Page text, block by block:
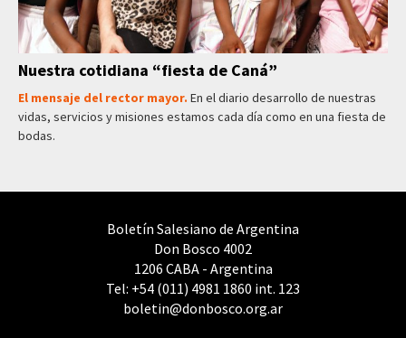
Nuestra cotidiana “fiesta de Caná”
El mensaje del rector mayor. En el diario desarrollo de nuestras
vidas, servicios y misiones estamos cada día como en una fiesta de
bodas.
Boletín Salesiano de Argentina
Don Bosco 4002
1206 CABA - Argentina
Tel: +54 (011) 4981 1860 int. 123
boletin@donbosco.org.ar